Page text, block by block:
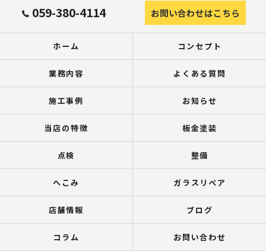
059-380-4114 お問い合わせはこちら
ホーム コンセプト
業務内容 よくある質問
施工事例 お知らせ
当店の特徴 板金塗装
点検 整備
へこみ ガラスリペア
店舗情報 ブログ
コラム お問い合わせ